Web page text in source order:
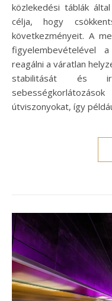
közlekedési táblák
célja, hogy
következményeit. A
figyelembevételével
reagálni a váratlan
stabilitását és
útviszonyokat, így